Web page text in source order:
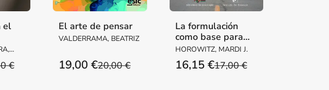
el
€
El arte de pensar
VALDERRAMA, BEATRIZ
20,00 €
19,00 €
La formulación
como base para
planificar el
tratamiento
terapéutico
HOROWITZ, MARDI J.
17,00 €
16,15 €